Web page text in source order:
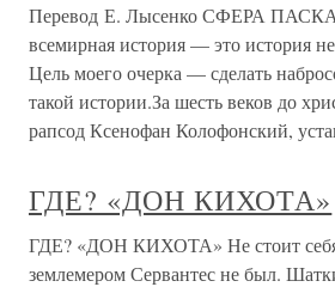
Перевод Е. Лысенко СФЕРА
всемирная история — это история
Цель моего очерка — сделать
такой истории.За шесть веков до
рапсод Ксенофан Колофонский,
ГДЕ? «ДОН КИХОТА»
ГДЕ? «ДОН КИХОТА» Не стоит
землемером Сервантес не был.